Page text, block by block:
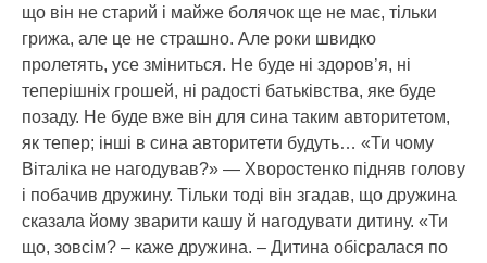
що він не старий і майже болячок ще не має, тільки
грижа, але це не страшно. Але роки швидко
пролетять, усе зміниться. Не буде ні здоров’я, ні
теперішніх грошей, ні радості батьківства, яке буде
позаду. Не буде вже він для сина таким авторитетом,
як тепер; інші в сина авторитети будуть… «Ти чому
Віталіка не нагодував?» — Хворостенко підняв голову
і побачив дружину. Тільки тоді він згадав, що дружина
сказала йому зварити кашу й нагодувати дитину. «Ти
що, зовсім? – каже дружина. – Дитина обісралася по